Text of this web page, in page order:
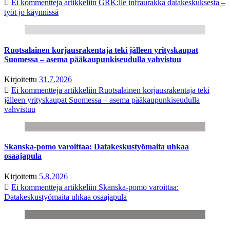
Ei kommentteja artikkeliin GRK:lle infraurakka datakeskuksesta –
työt jo käynnissä
Ruotsalainen korjausrakentaja teki jälleen yrityskaupat
Suomessa – asema pääkaupunkiseudulla vahvistuu
Kirjoitettu 31.7.2026
Ei kommentteja artikkeliin Ruotsalainen korjausrakentaja teki
jälleen yrityskaupat Suomessa – asema pääkaupunkiseudulla
vahvistuu
Skanska-pomo varoittaa: Datakeskustyömaita uhkaa
osaajapula
Kirjoitettu 5.8.2026
Ei kommentteja artikkeliin Skanska-pomo varoittaa:
Datakeskustyömaita uhkaa osaajapula